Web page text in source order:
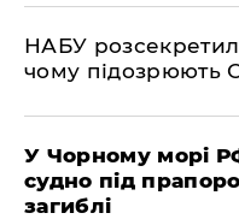
НАБУ
чому підозрюють
У Чорному морі
судно під
загиблі